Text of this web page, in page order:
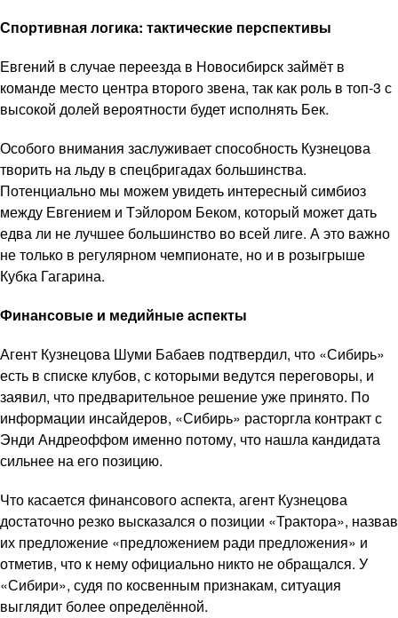
Спортивная логика: тактические перспективы
Евгений в случае переезда в Новосибирск займёт в
команде место центра второго звена, так как роль в топ-3 с
высокой долей вероятности будет исполнять Бек.
Особого внимания заслуживает способность Кузнецова
творить на льду в спецбригадах большинства.
Потенциально мы можем увидеть интересный симбиоз
между Евгением и Тэйлором Беком, который может дать
едва ли не лучшее большинство во всей лиге. А это важно
не только в регулярном чемпионате, но и в розыгрыше
Кубка Гагарина.
Финансовые и медийные аспекты
Агент Кузнецова Шуми Бабаев подтвердил, что «Сибирь»
есть в списке клубов, с которыми ведутся переговоры, и
заявил, что предварительное решение уже принято. По
информации инсайдеров, «Сибирь» расторгла контракт с
Энди Андреоффом именно потому, что нашла кандидата
сильнее на его позицию.
Что касается финансового аспекта, агент Кузнецова
достаточно резко высказался о позиции «Трактора», назвав
их предложение «предложением ради предложения» и
отметив, что к нему официально никто не обращался. У
«Сибири», судя по косвенным признакам, ситуация
выглядит более определённой.